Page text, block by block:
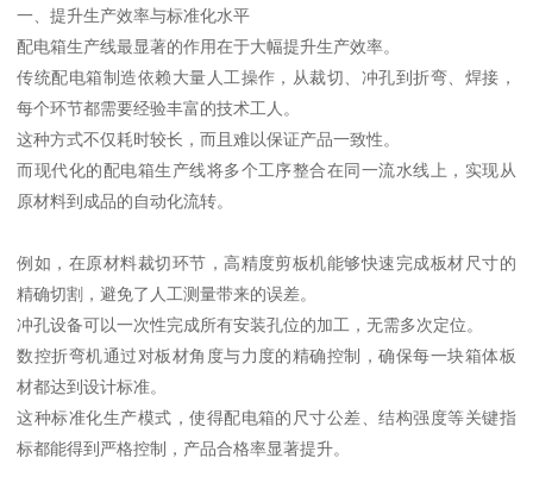
一、提升生产效率与标准化水平
配电箱生产线最显著的作用在于大幅提升生产效率。
传统配电箱制造依赖大量人工操作，从裁切、冲孔到折弯、焊接，
每个环节都需要经验丰富的技术工人。
这种方式不仅耗时较长，而且难以保证产品一致性。
而现代化的配电箱生产线将多个工序整合在同一流水线上，实现从
原材料到成品的自动化流转。
例如，在原材料裁切环节，高精度剪板机能够快速完成板材尺寸的
精确切割，避免了人工测量带来的误差。
冲孔设备可以一次性完成所有安装孔位的加工，无需多次定位。
数控折弯机通过对板材角度与力度的精确控制，确保每一块箱体板
材都达到设计标准。
这种标准化生产模式，使得配电箱的尺寸公差、结构强度等关键指
标都能得到严格控制，产品合格率显著提升。